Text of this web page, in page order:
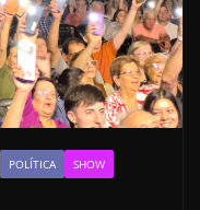
POLÍTICA
SHOW